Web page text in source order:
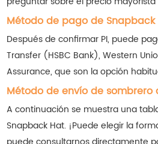
Método de pago de Snapback
Después de confirmar PI, puede
Transfer (HSBC Bank), Western
Assurance, que son la opción
Método de envío de sombrero
A continuación se muestra una
Snapback Hat. ¡Puede elegir la